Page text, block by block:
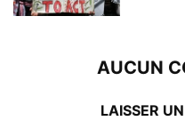
AUCUN
LAISSER